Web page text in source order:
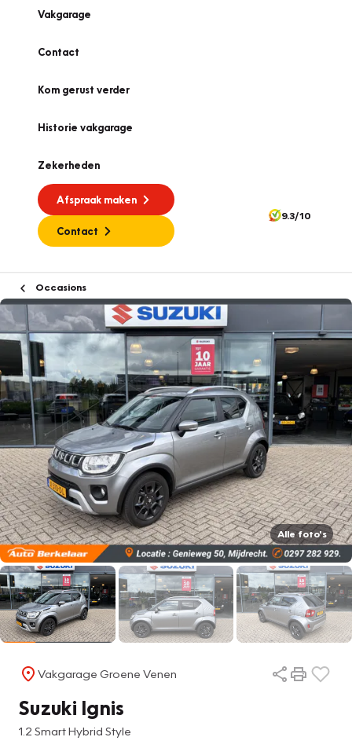
Vakgarage
Contact
Kom gerust verder
Historie vakgarage
Zekerheden
Afspraak maken
Contact
9.3/10
Occasions
Alle foto's
Vakgarage Groene Venen
Suzuki Ignis
1.2 Smart Hybrid Style